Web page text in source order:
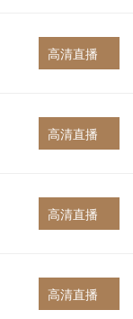
高清直播
高清直播
高清直播
高清直播